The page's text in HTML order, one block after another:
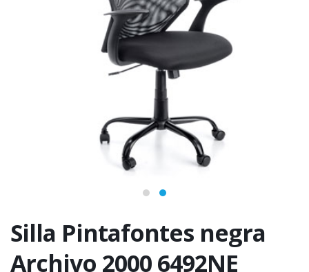
Silla Pintafontes negra
Archivo 2000 6492NE